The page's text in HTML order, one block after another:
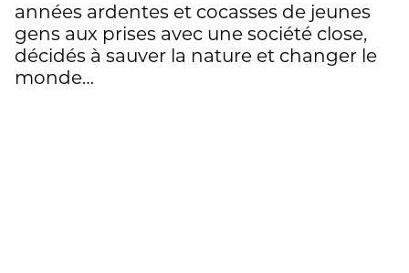
années ardentes et cocasses de jeunes
gens aux prises avec une société close,
décidés à sauver la nature et changer le
monde…